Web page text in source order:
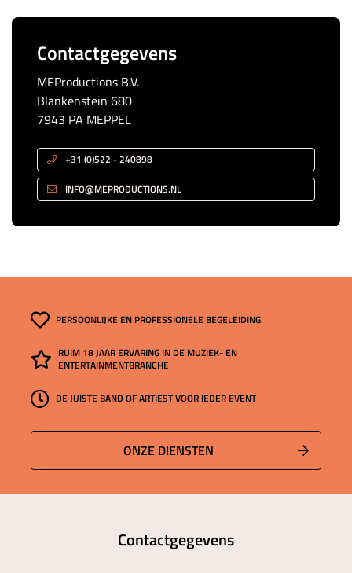
Contactgegevens
MEProductions B.V.
Blankenstein 680
7943 PA MEPPEL
+31 (0)522 - 240898
INFO@MEPRODUCTIONS.NL
PERSOONLIJKE EN PROFESSIONELE BEGELEIDING
RUIM 18 JAAR ERVARING IN DE MUZIEK- EN
ENTERTAINMENTBRANCHE
DE JUISTE BAND OF ARTIEST VOOR IEDER EVENT
ONZE DIENSTEN
Contactgegevens